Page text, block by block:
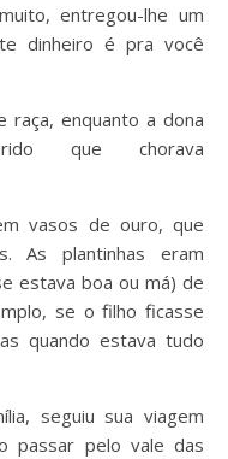
entregou-lhe um
dinheiro é pra você
raça, enquanto a dona
que chorava
vasos de ouro, que
As plantinhas eram
estava boa ou má) de
se o filho ficasse
quando estava tudo
seguiu sua viagem
passar pelo vale das